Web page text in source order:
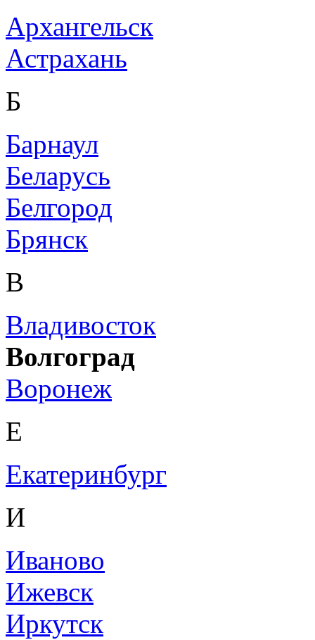
Архангельск
Астрахань
Б
Барнаул
Беларусь
Белгород
Брянск
В
Владивосток
Волгоград
Воронеж
Е
Екатеринбург
И
Иваново
Ижевск
Иркутск